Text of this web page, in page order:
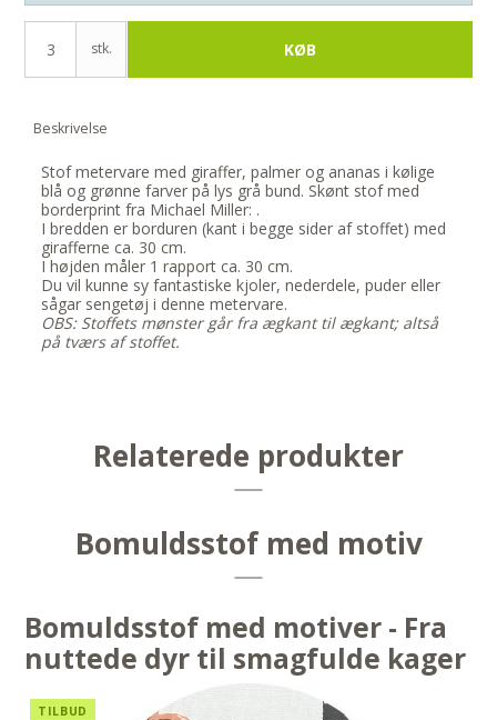
stk. KØB
Beskrivelse
Stof metervare med giraffer, palmer og ananas i kølige
blå og grønne farver på lys grå bund. Skønt stof med
borderprint fra Michael Miller: .
I bredden er borduren (kant i begge sider af stoffet) med
girafferne ca. 30 cm.
I højden måler 1 rapport ca. 30 cm.
Du vil kunne sy fantastiske kjoler, nederdele, puder eller
sågar sengetøj i denne metervare.
OBS: Stoffets mønster går fra ægkant til ægkant; altså
på tværs af stoffet.
Relaterede produkter
Bomuldsstof med motiv
Bomuldsstof med motiver - Fra
nuttede dyr til smagfulde kager
TILBUD